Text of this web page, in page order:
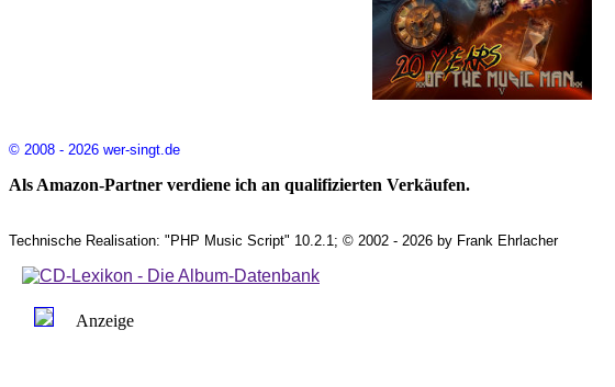
© 2008 - 2026 wer-singt.de
Als Amazon-Partner verdiene ich an qualifizierten Verkäufen.
Technische Realisation: "PHP Music Script" 10.2.1; © 2002 - 2026 by Frank Ehrlacher
Anzeige